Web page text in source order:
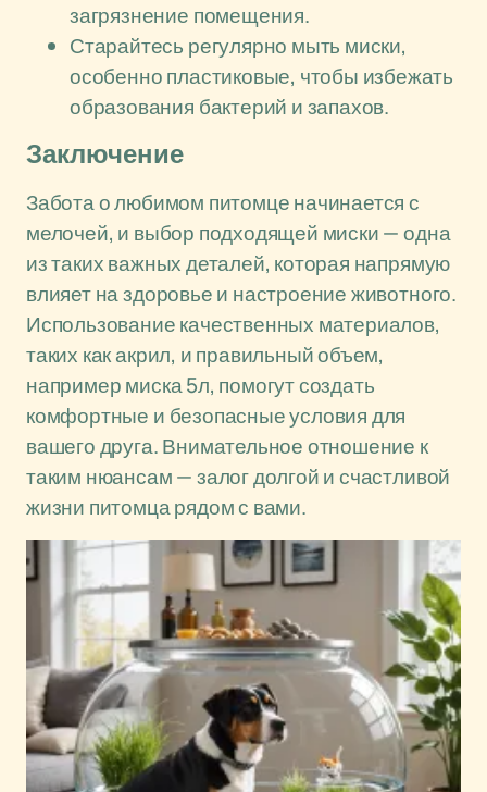
загрязнение помещения.
Старайтесь регулярно мыть миски,
особенно пластиковые, чтобы избежать
образования бактерий и запахов.
Заключение
Забота о любимом питомце начинается с
мелочей, и выбор подходящей миски — одна
из таких важных деталей, которая напрямую
влияет на здоровье и настроение животного.
Использование качественных материалов,
таких как акрил, и правильный объем,
например миска 5л, помогут создать
комфортные и безопасные условия для
вашего друга. Внимательное отношение к
таким нюансам — залог долгой и счастливой
жизни питомца рядом с вами.